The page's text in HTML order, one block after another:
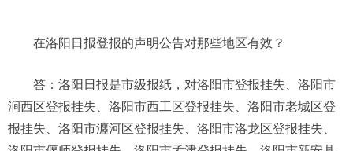
在洛阳日报登报的声明公告对那些地区有效？
答：洛阳日报是市级报纸，对洛阳市登报挂失、洛阳市
涧西区登报挂失、洛阳市西工区登报挂失、洛阳市老城区登
报挂失、洛阳市瀍河区登报挂失、洛阳市洛龙区登报挂失、